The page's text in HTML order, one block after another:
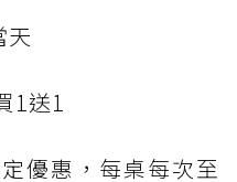
天
1送1
優惠，每桌每次至